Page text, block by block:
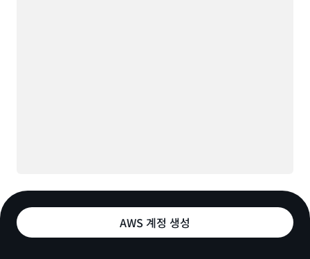
AWS 계정 생성